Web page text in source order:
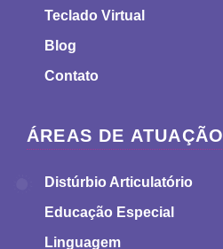
Teclado Virtual
Blog
Contato
ÁREAS DE ATUAÇÃO
Distúrbio Articulatório
Educação Especial
Linguagem